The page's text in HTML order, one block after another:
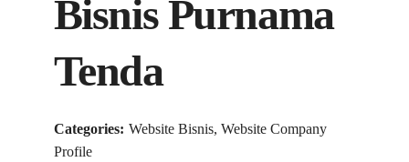
Bisnis Purnama
Tenda
Categories: Website Bisnis, Website Company
Profile